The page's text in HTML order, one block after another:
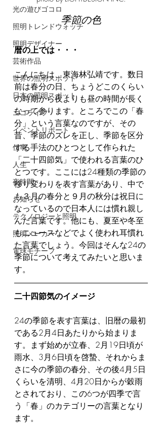
光の遊びゴコロ
照明トレンドウォッチ
照明デザイナー
芸術作品
世界の照明スポット
日本の照明スポット
エコライフ
イベントリポート
仕事
人生
夜時間
お知らせ
テクノロジーと照明
照明メーカー
電球モチーフ
季節の色
暦の上では・・・
こんにちは、東海林弘靖です。数日
前は春分の日、ちょうどこのくらい
の時期から夜よりも昼の時間が長く
なって参ります。ところでこの「春
分」という言葉なのですが、その
昔、季節のズレを正し、季節を区分
する手法のひとつとして作られた
「二十四節気」で使われる言葉のひ
とつです。ここには24種類の季節の
移り変わりを表す言葉があり、中で
も３月の春分と９月の秋分は祝日に
なっているので日本人には慣れ親し
んだ言葉です。他にも、夏至や冬至
もニュースなどでよく使われ耳慣れ
た言葉でしょう。今回はそんな24の
季節について考えてみたいと思いま
す。
二十四節気のイメージ
24の季節を表す言葉は、旧暦の最初
である2月4日あたりから始まりま
す。まず始めが立春、2月19日頃が
雨水、3月6日頃を啓蟄、それからま
さに今の季節の春分、その後4月5日
くらいを清明、4月20日からが穀雨
とされており、この6つが四季で言
う「春」のカテゴリーの言葉となり
ます。